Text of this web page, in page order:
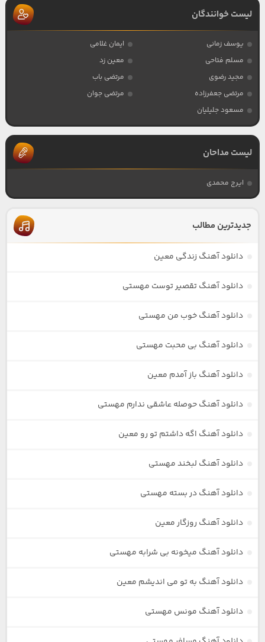
لیست خوانندگان
یوسف زمانی
ایمان غلامی
مسلم فتاحی
معین زد
مجید رضوی
مرتضی باب
مرتضی جعفرزاده
مرتضی جوان
مسعود جلیلیان
لیست مداحان
ایرج محمدی
جدیدترین مطالب
دانلود آهنگ زندگی معین
دانلود آهنگ تقصیر توست مهستی
دانلود آهنگ خوب من مهستی
دانلود آهنگ بی محبت مهستی
دانلود آهنگ باز آمدم معین
دانلود آهنگ حوصله عاشقی ندارم مهستی
دانلود آهنگ اگه داشتم تو رو معین
دانلود آهنگ لبخند مهستی
دانلود آهنگ در بسته مهستی
دانلود آهنگ روزگار معین
دانلود آهنگ میخونه بی شرابه مهستی
دانلود آهنگ به تو می اندیشم معین
دانلود آهنگ مونس مهستی